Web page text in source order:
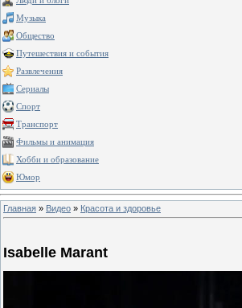
Музыка
Общество
Путешествия и события
Развлечения
Сериалы
Спорт
Транспорт
Фильмы и анимация
Хобби и образование
Юмор
Главная » Видео » Красота и здоровье
Isabelle Marant